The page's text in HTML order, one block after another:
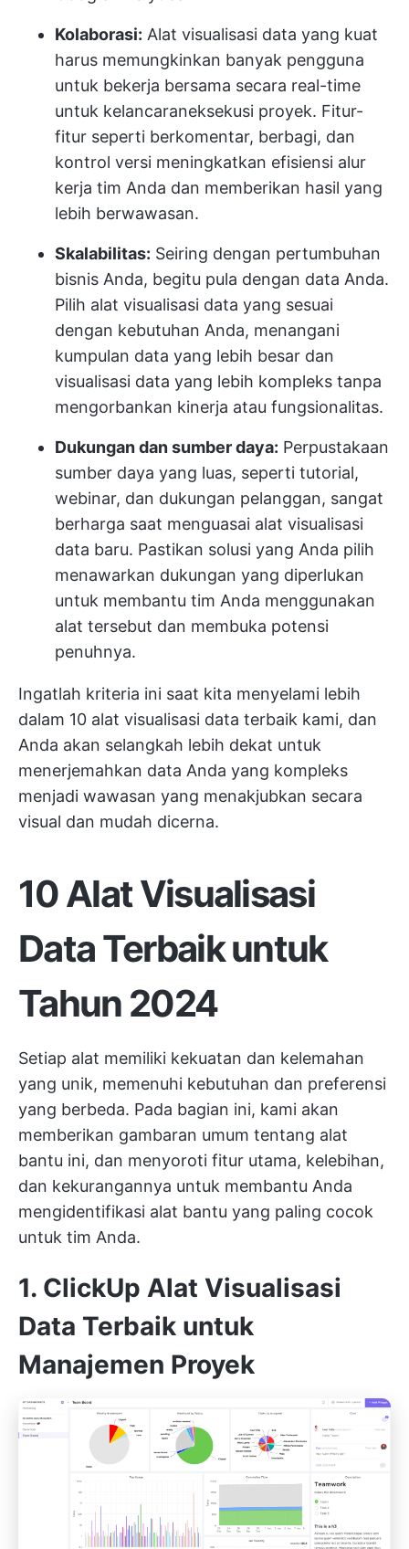
Kolaborasi: Alat visualisasi data yang kuat
harus memungkinkan banyak pengguna
untuk bekerja bersama secara real-time
untuk kelancaraneksekusi proyek. Fitur-
fitur seperti berkomentar, berbagi, dan
kontrol versi meningkatkan efisiensi alur
kerja tim Anda dan memberikan hasil yang
lebih berwawasan.
Skalabilitas: Seiring dengan pertumbuhan
bisnis Anda, begitu pula dengan data Anda.
Pilih alat visualisasi data yang sesuai
dengan kebutuhan Anda, menangani
kumpulan data yang lebih besar dan
visualisasi data yang lebih kompleks tanpa
mengorbankan kinerja atau fungsionalitas.
Dukungan dan sumber daya: Perpustakaan
sumber daya yang luas, seperti tutorial,
webinar, dan dukungan pelanggan, sangat
berharga saat menguasai alat visualisasi
data baru. Pastikan solusi yang Anda pilih
menawarkan dukungan yang diperlukan
untuk membantu tim Anda menggunakan
alat tersebut dan membuka potensi
penuhnya.
Ingatlah kriteria ini saat kita menyelami lebih
dalam 10 alat visualisasi data terbaik kami, dan
Anda akan selangkah lebih dekat untuk
menerjemahkan data Anda yang kompleks
menjadi wawasan yang menakjubkan secara
visual dan mudah dicerna.
10 Alat Visualisasi
Data Terbaik untuk
Tahun 2024
Setiap alat memiliki kekuatan dan kelemahan
yang unik, memenuhi kebutuhan dan preferensi
yang berbeda. Pada bagian ini, kami akan
memberikan gambaran umum tentang alat
bantu ini, dan menyoroti fitur utama, kelebihan,
dan kekurangannya untuk membantu Anda
mengidentifikasi alat bantu yang paling cocok
untuk tim Anda.
1. ClickUp Alat Visualisasi
Data Terbaik untuk
Manajemen Proyek